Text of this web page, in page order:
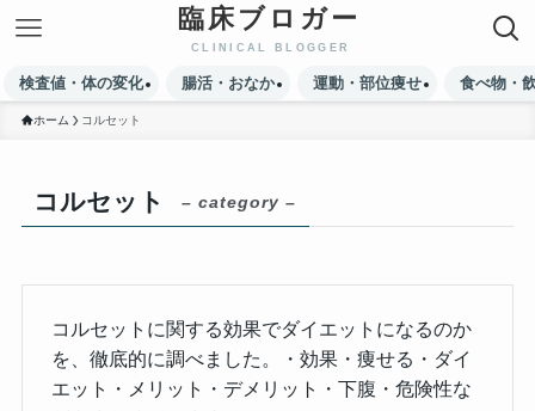
臨床ブロガー
検査値・体の変化 腸活・おなか 運動・部位痩せ 食べ物・
ホーム コルセット
コルセット – category –
コルセットに関する効果でダイエットになるのか
を、徹底的に調べました。・効果・痩せる・ダイ
エット・メリット・デメリット・下腹・危険性な